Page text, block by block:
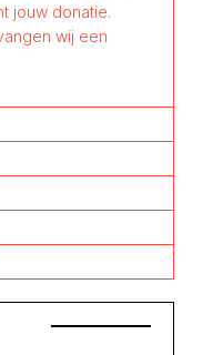
jouw donatie.
wij een